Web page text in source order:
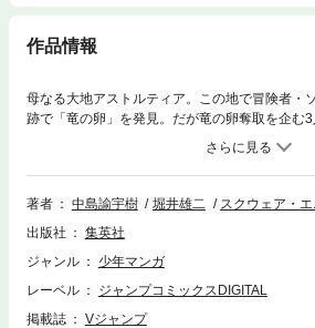
作品情報
母なる大地アストルティア。この地で冒険者・
跡で「竜の卵」を発見。だが竜の卵奪取を企
乱の中、割れた卵から女の子が!? 新たなドラ
【デジタル版には特典アイテムコードは付属し
著者 中島諭宇樹 堀井雄二
スクウェア・
出版社
集英社
ジャンル
少年マンガ
レーベル
ジャンプコミックスDIGITAL
掲載誌
Vジャンプ